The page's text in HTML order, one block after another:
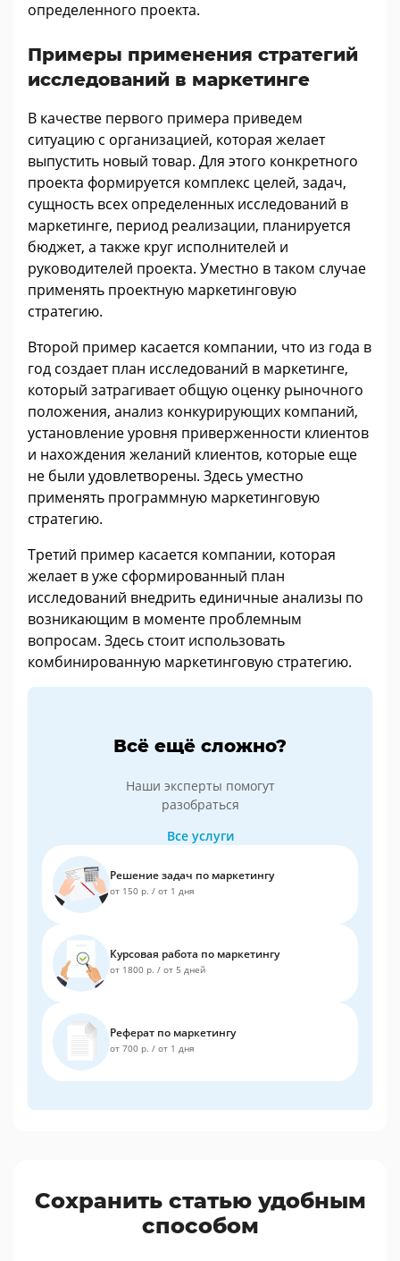
определенного проекта.
Примеры применения стратегий
исследований в маркетинге
В качестве первого примера приведем
ситуацию с организацией, которая желает
выпустить новый товар. Для этого конкретного
проекта формируется комплекс целей, задач,
сущность всех определенных исследований в
маркетинге, период реализации, планируется
бюджет, а также круг исполнителей и
руководителей проекта. Уместно в таком случае
применять проектную маркетинговую
стратегию.
Второй пример касается компании, что из года в
год создает план исследований в маркетинге,
который затрагивает общую оценку рыночного
положения, анализ конкурирующих компаний,
установление уровня приверженности клиентов
и нахождения желаний клиентов, которые еще
не были удовлетворены. Здесь уместно
применять программную маркетинговую
стратегию.
Третий пример касается компании, которая
желает в уже сформированный план
исследований внедрить единичные анализы по
возникающим в моменте проблемным
вопросам. Здесь стоит использовать
комбинированную маркетинговую стратегию.
Всё ещё сложно?
Наши эксперты помогут
разобраться
Все услуги
Решение задач по маркетингу
от 150 р. / от 1 дня
Курсовая работа по маркетингу
от 1800 р. / от 5 дней
Реферат по маркетингу
от 700 р. / от 1 дня
Сохранить статью удобным
способом